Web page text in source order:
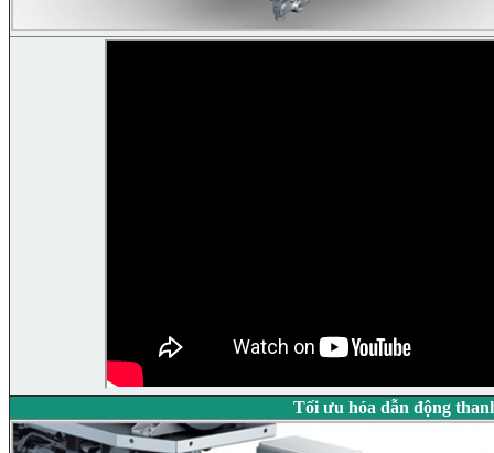
Tối ưu hóa dẫn động